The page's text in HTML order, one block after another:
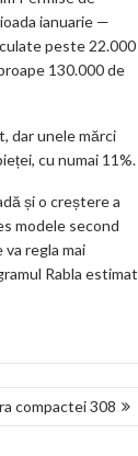
ianuarie —
peste 22.000
130.000 de
dar unele mărci
cu numai 11%.
și o creștere a
modele second
regla mai
Rabla estimat
compactei 308